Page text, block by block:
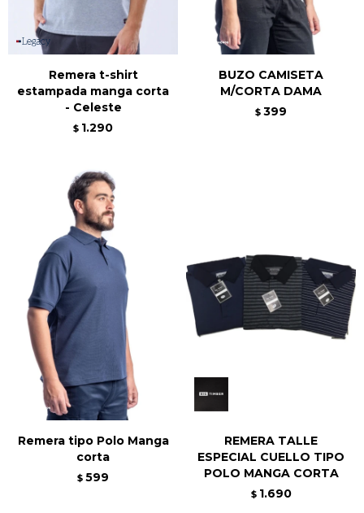
Remera t-shirt
estampada manga corta
- Celeste
$ 1.290
BUZO CAMISETA
M/CORTA DAMA
$ 399
Remera tipo Polo Manga
corta
$ 599
REMERA TALLE
ESPECIAL CUELLO TIPO
POLO MANGA CORTA
$ 1.690